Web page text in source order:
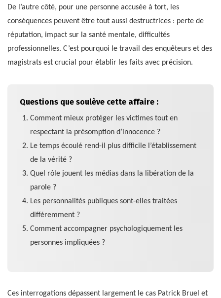
De l’autre côté, pour une personne accusée à tort, les
conséquences peuvent être tout aussi destructrices : perte de
réputation, impact sur la santé mentale, difficultés
professionnelles. C’est pourquoi le travail des enquêteurs et des
magistrats est crucial pour établir les faits avec précision.
Questions que soulève cette affaire :
Comment mieux protéger les victimes tout en
respectant la présomption d’innocence ?
Le temps écoulé rend-il plus difficile l’établissement
de la vérité ?
Quel rôle jouent les médias dans la libération de la
parole ?
Les personnalités publiques sont-elles traitées
différemment ?
Comment accompagner psychologiquement les
personnes impliquées ?
Ces interrogations dépassent largement le cas Patrick Bruel et